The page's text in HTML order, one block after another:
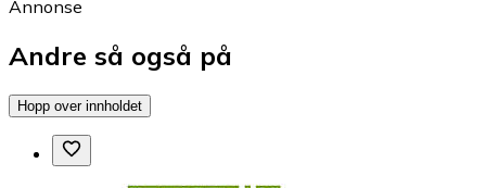
Annonse
Andre så også på
Hopp over innholdet